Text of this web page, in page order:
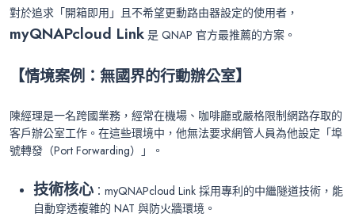
對於追求「開箱即用」且不希望更動路由器設定的使用者，
myQNAPcloud Link 是 QNAP 官方最推薦的方案。
【情境案例：無國界的行動辦公室】
陳經理是一名跨國業務，經常在機場、咖啡廳或嚴格限制網路存取的
客戶辦公室工作。在這些環境中，他無法要求網管人員為他設定「埠
號轉發（Port Forwarding）」。
技術核心：myQNAPcloud Link 採用專利的中繼隧道技術，能
自動穿透複雜的 NAT 與防火牆環境。